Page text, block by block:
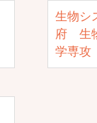
生物シ
府 生
学専攻